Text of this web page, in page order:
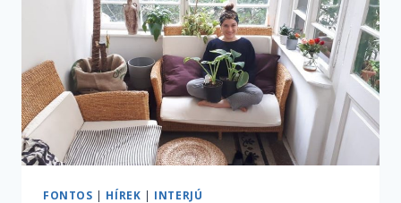
TALÁLKOZHATTOK
A
ZÖLD7-
EN
FONTOS | HÍREK | INTERJÚ